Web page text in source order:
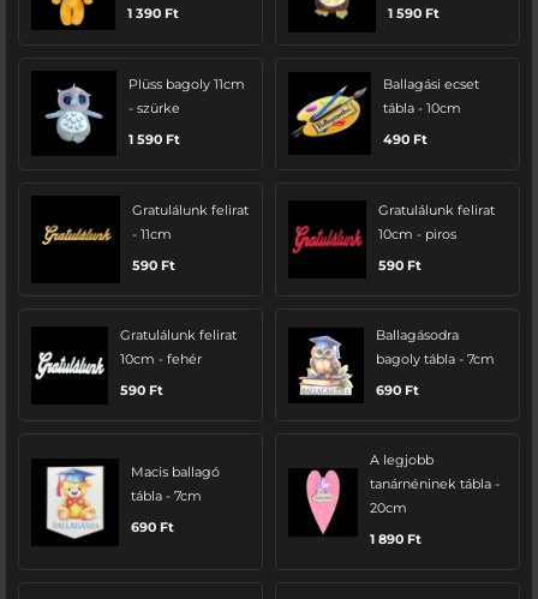
1 390 Ft
1 590 Ft
Plüss bagoly 11cm
- szürke
1 590 Ft
Ballagási ecset
tábla - 10cm
490 Ft
Gratulálunk felirat
- 11cm
590 Ft
Gratulálunk felirat
10cm - piros
590 Ft
Gratulálunk felirat
10cm - fehér
590 Ft
Ballagásodra
bagoly tábla - 7cm
690 Ft
Macis ballagó
tábla - 7cm
690 Ft
A legjobb
tanárnéninek tábla -
20cm
1 890 Ft